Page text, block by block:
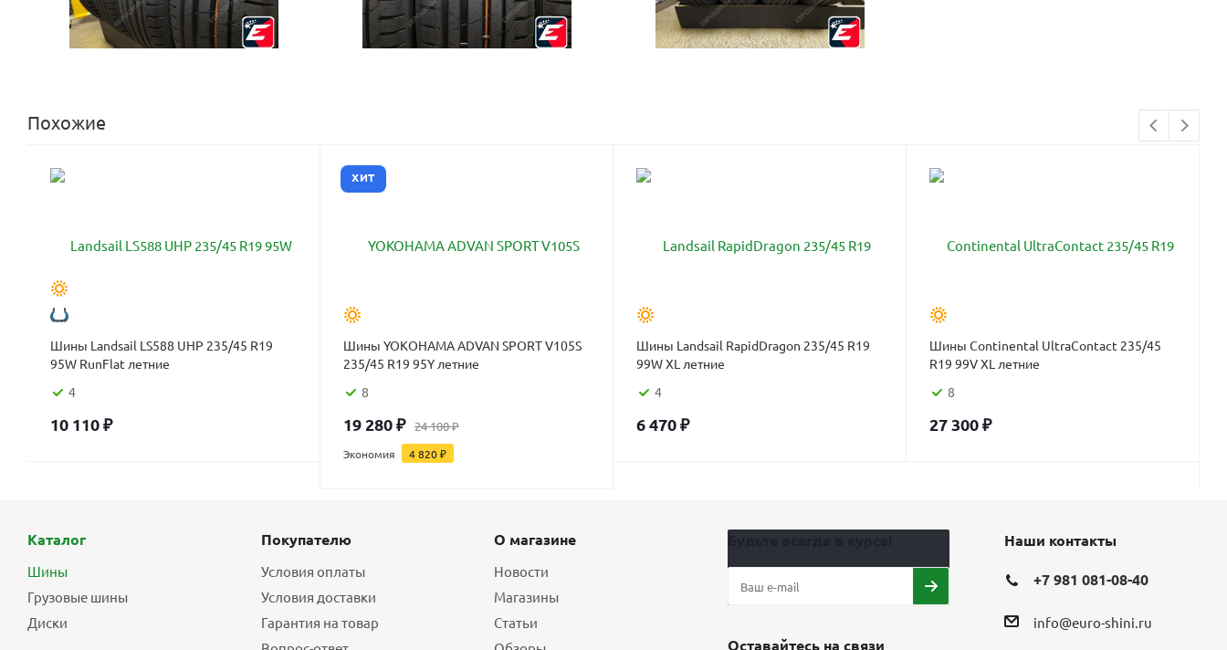
Похожие
Шины Landsail LS588 UHP 235/45 R19
95W RunFlat летние
4
10 110₽
ХИТ
Шины YOKOHAMA ADVAN SPORT V105S
235/45 R19 95Y летние
8
19 280₽ 24 100₽
Экономия 4 820₽
Шины Landsail RapidDragon 235/45 R19
99W XL летние
4
6 470₽
Шины Continental UltraContact 235/45
R19 99V XL летние
8
27 300₽
Каталог
Шины
Грузовые шины
Диски
Покупателю
Условия оплаты
Условия доставки
Гарантия на товар
О магазине
Новости
Магазины
Статьи
Оставайтесь на связи
Наши контакты
+7 981 081-08-40
info@euro-shini.ru